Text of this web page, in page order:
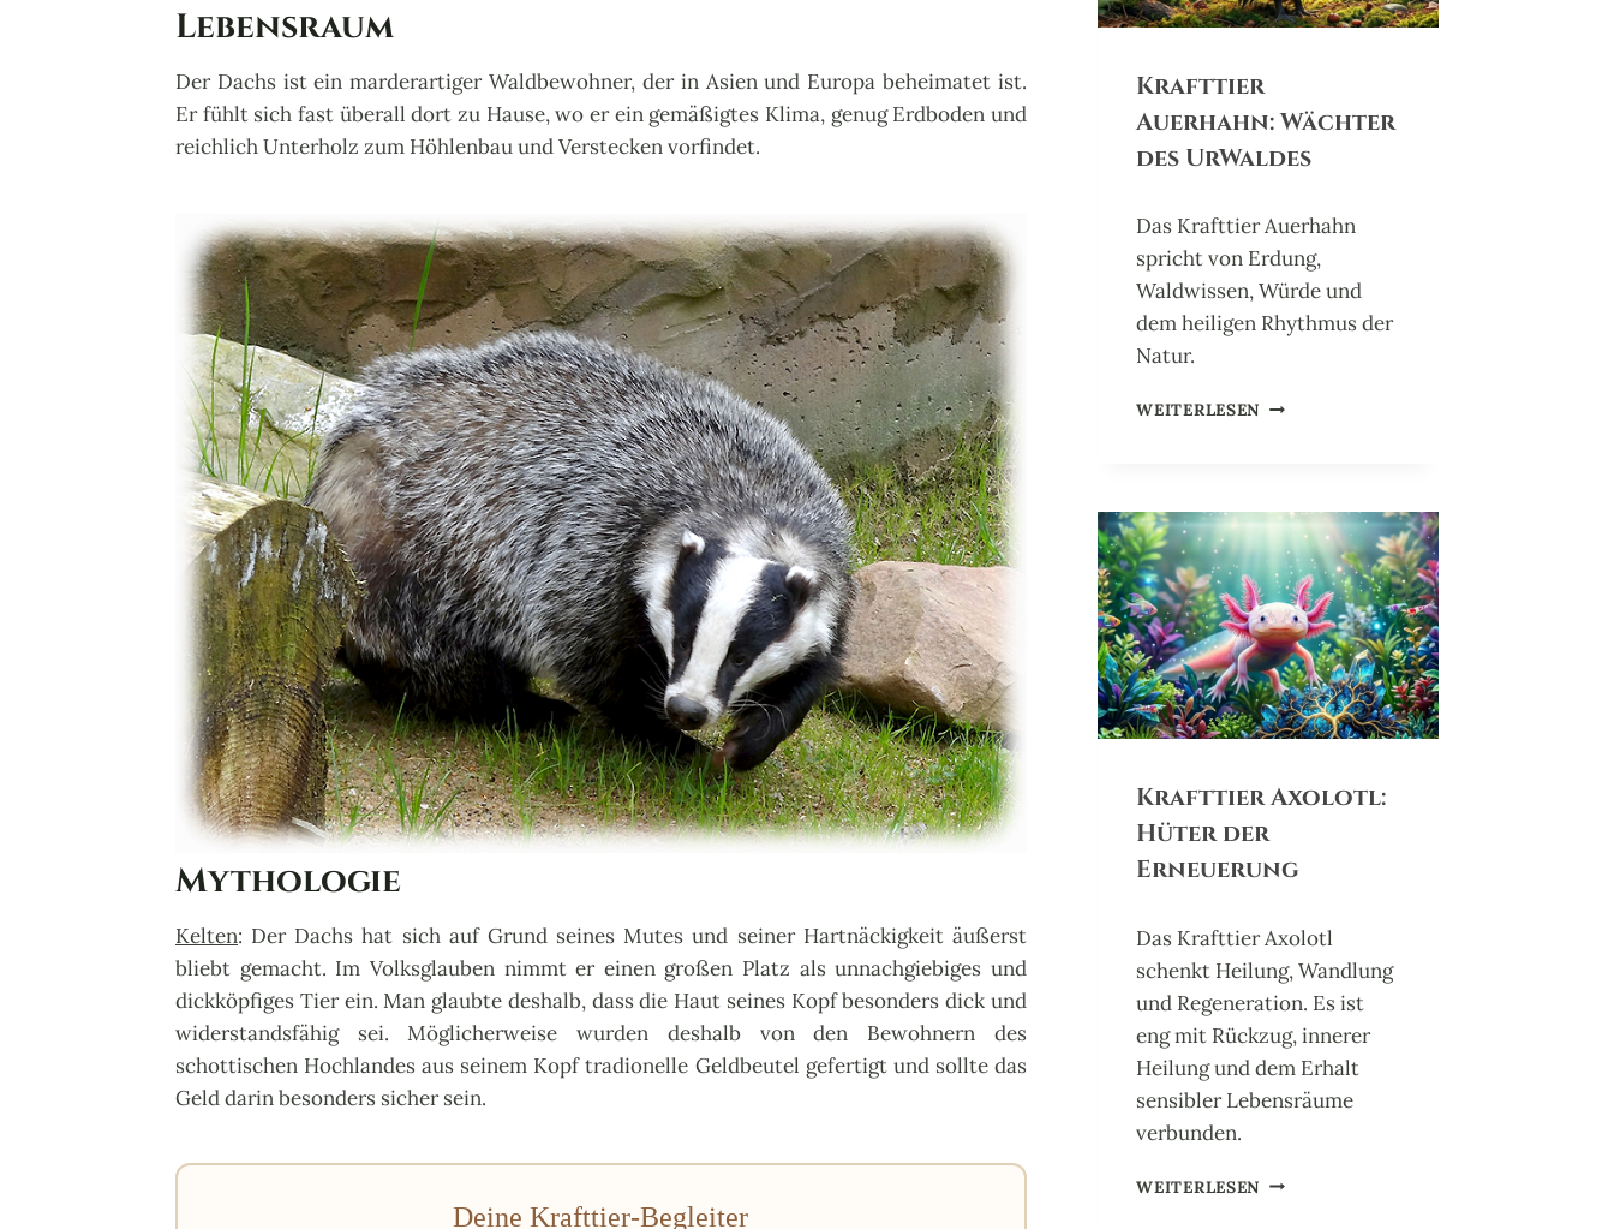
Lebensraum
Der Dachs ist ein marderartiger Waldbewohner, der in Asien und Europa beheimatet ist.
Er fühlt sich fast überall dort zu Hause, wo er ein gemäßigtes Klima, genug Erdboden und
reichlich Unterholz zum Höhlenbau und Verstecken vorfindet.
Mythologie
Kelten: Der Dachs hat sich auf Grund seines Mutes und seiner Hartnäckigkeit äußerst
bliebt gemacht. Im Volksglauben nimmt er einen großen Platz als unnachgiebiges und
dickköpfiges Tier ein. Man glaubte deshalb, dass die Haut seines Kopf besonders dick und
widerstandsfähig sei. Möglicherweise wurden deshalb von den Bewohnern des
schottischen Hochlandes aus seinem Kopf tradionelle Geldbeutel gefertigt und sollte das
Geld darin besonders sicher sein.
Deine Krafttier-Begleiter
Krafttier
Auerhahn: Wächter
des UrWaldes
Das Krafttier Auerhahn
spricht von Erdung,
Waldwissen, Würde und
dem heiligen Rhythmus der
Natur.
WEITERLESEN K
I
E
R
A
U
E
R
H
N
:
W
Ä
H
E
R
D
E
U
A
Krafttier Axolotl:
Hüter der
Erneuerung
Das Krafttier Axolotl
schenkt Heilung, Wandlung
und Regeneration. Es ist
eng mit Rückzug, innerer
Heilung und dem Erhalt
sensibler Lebensräume
verbunden.
WEITERLESEN K